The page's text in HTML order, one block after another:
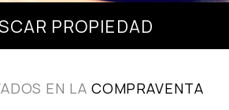
PROPIEDAD
EN LA COMPRAVENTA